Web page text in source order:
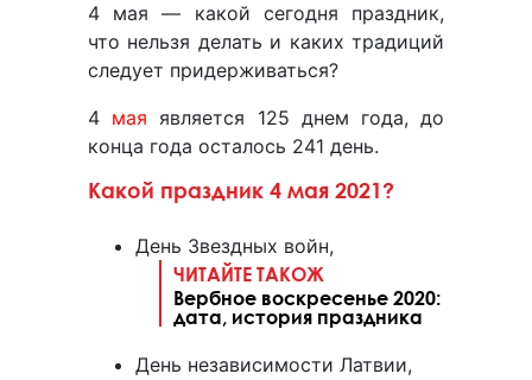
4 мая — какой сегодня праздник,
что нельзя делать и каких традиций
следует придерживаться?
4 мая является 125 днем года, до
конца года осталось 241 день.
Какой праздник 4 мая 2021?
День Звездных войн,
ЧИТАЙТЕ ТАКОЖ
Вербное воскресенье 2020:
дата, история праздника
День независимости Латвии,